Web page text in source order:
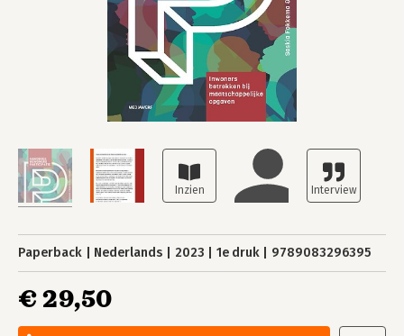
Paperback Nederlands 2023 1e druk 9789083296395
€ 29,50